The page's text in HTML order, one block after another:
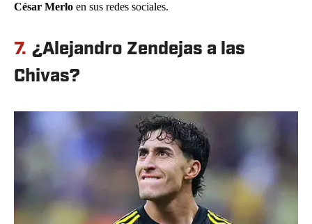
César Merlo en sus redes sociales.
7. ¿Alejandro Zendejas a las
Chivas?